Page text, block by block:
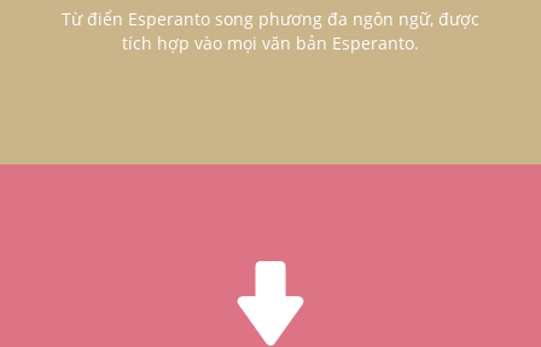
Từ điển Esperanto song phương đa ngôn ngữ, được
tích hợp vào mọi văn bản Esperanto.